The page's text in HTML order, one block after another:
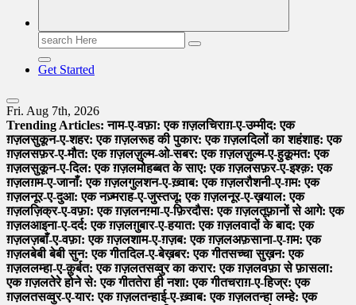
Search
for:
Get Started
Fri. Aug 7th, 2026
Trending Articles: नाम-ए-वफ़ा: एक ग़ज़लचिराग़-ए-उम्मीद: एक
ग़ज़लसुकून-ए-शहर: एक ग़ज़लरूह की पुकार: एक ग़ज़लदिलों का शहंशाह: एक
ग़ज़लसफ़र-ए-मौत: एक ग़ज़लज़ुल्म-ओ-सबर: एक ग़ज़लज़ुल्म-ए-हुक़ूमत: एक
ग़ज़लसुकून-ए-दिल: एक ग़ज़लमोहब्बत के साए: एक ग़ज़लसफ़र-ए-इश्क़: एक
ग़ज़लग़म-ए-जानाँ: एक ग़ज़लगुलशन-ए-ख़्वाब: एक ग़ज़लरौशनी-ए-ग़म: एक
ग़ज़लनूर-ए-दुआ: एक नज़्मराह-ए-जुस्तजू: एक ग़ज़लनूर-ए-ख़याल: एक
ग़ज़लज़िक्र-ए-वफ़ा: एक ग़ज़लनग़्मा-ए-फ़िरदौस: एक ग़ज़लतूफ़ानों से आगे: एक
ग़ज़लआइना-ए-दर्द: एक ग़ज़लग़ुबार-ए-हयात: एक ग़ज़लवादों के बाद: एक
ग़ज़लज़बाँ-ए-वफ़ा: एक ग़ज़लशाम-ए-ग़ज़ब: एक ग़ज़लअफ़साना-ए-ग़म: एक
ग़ज़लबेबी बेबी सुन: एक गीतदिल-ए-बेख़बर: एक गीतसच्चा सुख़न: एक
ग़ज़ललम्हा-ए-क़ुर्बत: एक ग़ज़लतसव्वुर का करार: एक ग़ज़लवफ़ा से फ़ासला:
एक ग़ज़लतेरे होने से: एक गीततेरा ही नशा: एक गीतचराग़-ए-हिज्र: एक
ग़ज़लतसव्वुर-ए-यार: एक ग़ज़लतन्हाई-ए-ख़्वाब: एक ग़ज़लतन्हा लम्हे: एक